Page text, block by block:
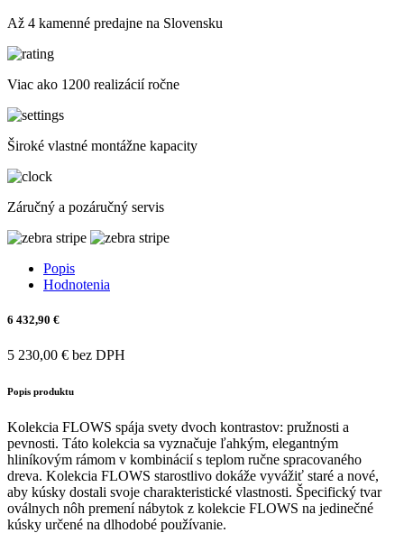
Až 4 kamenné predajne na Slovensku
Viac ako 1200 realizácií ročne
Široké vlastné montážne kapacity
Záručný a pozáručný servis
Popis
Hodnotenia
6 432,90 €
5 230,00 € bez DPH
Popis produktu
Kolekcia FLOWS spája svety dvoch kontrastov: pružnosti a
pevnosti. Táto kolekcia sa vyznačuje ľahkým, elegantným
hliníkovým rámom v kombinácií s teplom ručne spracovaného
dreva. Kolekcia FLOWS starostlivo dokáže vyvážiť staré a nové,
aby kúsky dostali svoje charakteristické vlastnosti. Špecifický tvar
oválnych nôh premení nábytok z kolekcie FLOWS na jedinečné
kúsky určené na dlhodobé používanie.